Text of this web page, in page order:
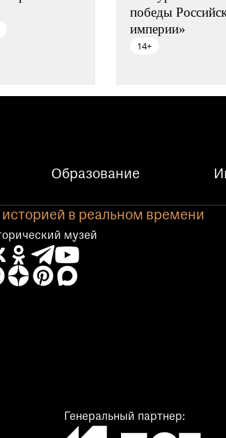
победы
империи»
14+
Образование
историей в реальном времени
музей
Генеральный партнер: